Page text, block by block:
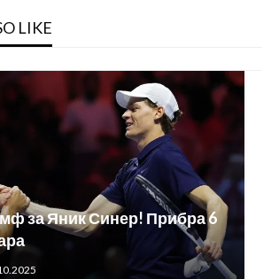
LIKE
за Яник Синер! Прибра 6